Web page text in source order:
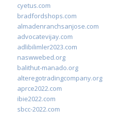
cyetus.com
bradfordshops.com
almadenranchsanjose.com
advocatevijay.com
adlibilimler2023.com
naswwebed.org
balithut-manado.org
alteregotradingcompany.org
aprce2022.com
ibie2022.com
sbcc-2022.com